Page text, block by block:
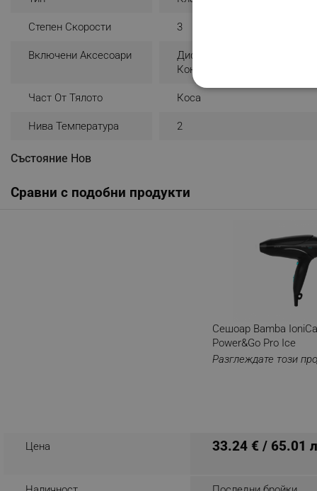
Степен Скорости 3
Включени Аксесоари
Дифузер
Концентратор
Част От Тялото Коса
Нива Температура 2
Състояние Нов
Сравни с подобни продукти
Сешоар Bamba
Power&Go Pro Ice
Разглеждате този
Цена 33.24 € / 65.01
СТРОГО
_nzm_nosubscribe_92166-
_nzm_noid_92166-7699
_nzm_id_92166-7699